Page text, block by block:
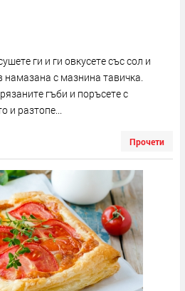
ги и ги овкусете със сол и
намазана с мазнина тавичка.
гъби и поръсете с
и разтопе...
Прочети